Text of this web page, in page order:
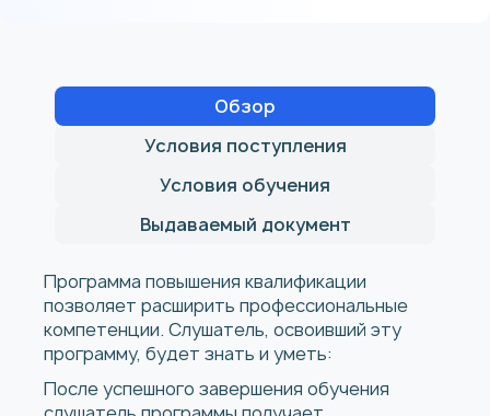
Обзор
Условия поступления
Условия обучения
Выдаваемый документ
Программа повышения квалификации
позволяет расширить профессиональные
компетенции. Слушатель, освоивший эту
программу, будет знать и уметь:
После успешного завершения обучения